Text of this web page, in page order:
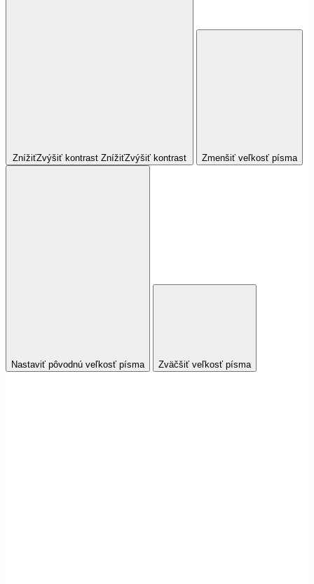
ZnížiťZvýšiť kontrast ZnížiťZvýšiť kontrast Zmenšiť veľkosť písma
Nastaviť pôvodnú veľkosť písma Zväčšiť veľkosť písma